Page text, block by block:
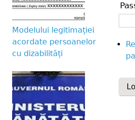
Modelului legitimației
acordate persoanelor
cu dizabilități